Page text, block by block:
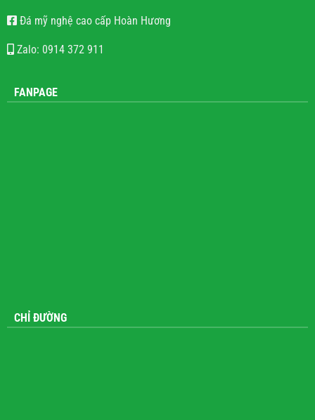
Đá mỹ nghệ cao cấp Hoàn Hương
Zalo: 0914 372 911
FANPAGE
CHỈ ĐƯỜNG